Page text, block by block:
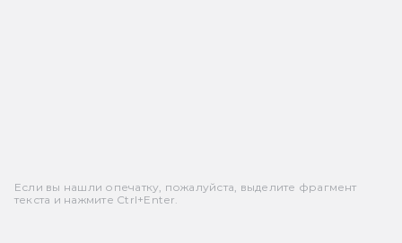
Если вы нашли опечатку, пожалуйста, выделите фрагмент
текста и нажмите Ctrl+Enter.